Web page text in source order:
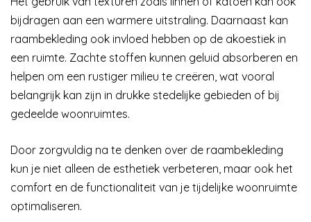
bijdragen aan een warmere uitstraling. Daarnaast kan
raambekleding ook invloed hebben op de akoestiek in
een ruimte. Zachte stoffen kunnen geluid absorberen en
helpen om een rustiger milieu te creëren, wat vooral
belangrijk kan zijn in drukke stedelijke gebieden of bij
gedeelde woonruimtes.
Door zorgvuldig na te denken over de raambekleding
kun je niet alleen de esthetiek verbeteren, maar ook het
comfort en de functionaliteit van je tijdelijke woonruimte
optimaliseren.